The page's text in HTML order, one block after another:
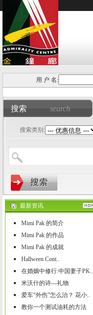
用 户 名:
搜索 search
搜索类别:
最新资讯
Mimi Pak 的简介
Mimi Pak 的作品
Mimi Pak 的成就
Hallween Cont..
在婚姻中修行:中国妻子PK..
米沃什的诗---礼物
爱车“外伤”怎么治？ 花小..
教你一个测试油耗的方法